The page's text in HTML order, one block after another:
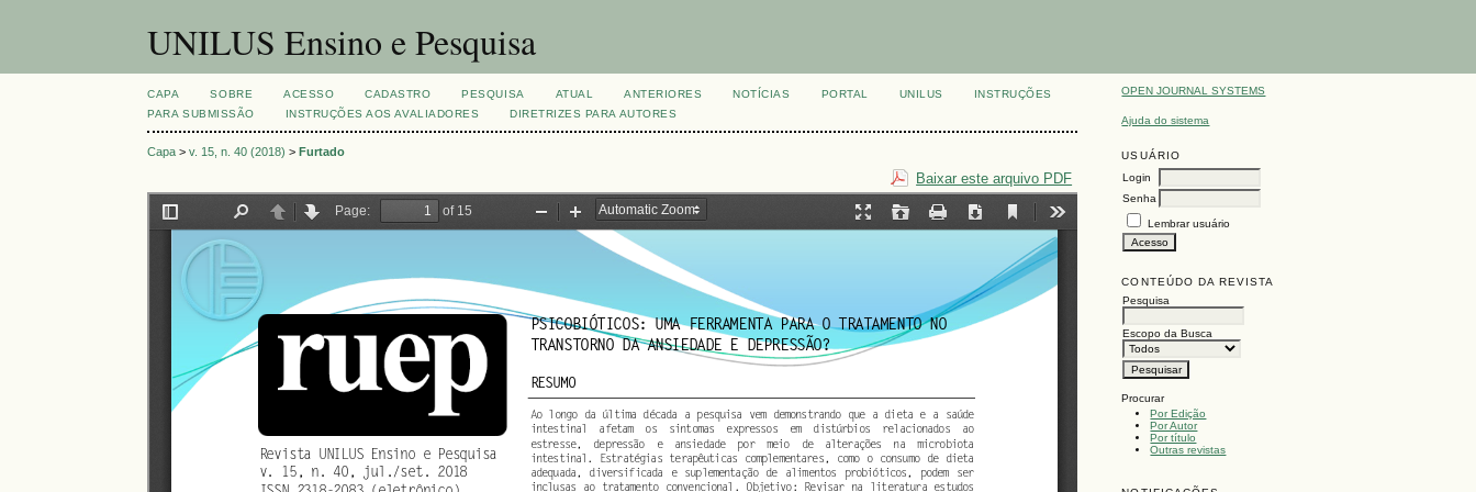
UNILUS Ensino e Pesquisa
OPEN JOURNAL SYSTEMS
Ajuda do sistema
USUÁRIO
Login
Senha
Lembrar usuário
CONTEÚDO DA REVISTA
Pesquisa
Escopo da Busca
Procurar
Por Edição
Por Autor
Por título
Outras revistas
CAPA SOBRE ACESSO CADASTRO PESQUISA ATUAL ANTERIORES NOTÍCIAS PORTAL UNILUS
INSTRUÇÕES
PARA SUBMISSÃO
INSTRUÇÕES AOS AVALIADORES DIRETRIZES PARA AUTORES
Capa >v. 15, n. 40 (2018) >Furtado
Baixar este arquivo PDF